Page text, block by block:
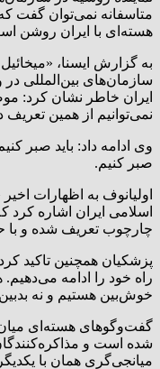
متاسفانه نمی‌توان گفت
هسته‌ای با ایران روشن
به گزارش ایسنا،
سازمان‌های بین‌المللی در
ایران خاطر نشان کرد:
نمی‌توانیم از همین
وی ادامه داد: باید صبر
صبر کنیم.
اولیانوف به اظهارات
اسلامی ایران اشاره کرد
چارچوب تعریف شده و با
پزشکیان همچنین تاکید
راه خود را ادامه
خوش‌بین هستیم و نه
گفت‌وگوهای هسته‌ای میان
شده است و
میانجی‌گری همان با